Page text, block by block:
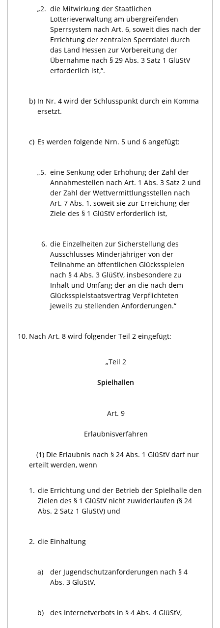
„2. die Mitwirkung der Staatlichen
Lotterieverwaltung am übergreifenden
Sperrsystem nach Art. 6, soweit dies nach der
Errichtung der zentralen Sperrdatei durch
das Land Hessen zur Vorbereitung der
Übernahme nach § 29 Abs. 3 Satz 1 GlüStV
erforderlich ist,“.
b) In Nr. 4 wird der Schlusspunkt durch ein Komma
ersetzt.
c) Es werden folgende Nrn. 5 und 6 angefügt:
„5. eine Senkung oder Erhöhung der Zahl der
Annahmestellen nach Art. 1 Abs. 3 Satz 2 und
der Zahl der Wettvermittlungsstellen nach
Art. 7 Abs. 1, soweit sie zur Erreichung der
Ziele des § 1 GlüStV erforderlich ist,
6. die Einzelheiten zur Sicherstellung des
Ausschlusses Minderjähriger von der
Teilnahme an öffentlichen Glücksspielen
nach § 4 Abs. 3 GlüStV, insbesondere zu
Inhalt und Umfang der an die nach dem
Glücksspielstaatsvertrag Verpflichteten
jeweils zu stellenden Anforderungen.“
10. Nach Art. 8 wird folgender Teil 2 eingefügt:
„Teil 2
Spielhallen
Art. 9
Erlaubnisverfahren
(1) Die Erlaubnis nach § 24 Abs. 1 GlüStV darf nur
erteilt werden, wenn
1. die Errichtung und der Betrieb der Spielhalle den
Zielen des § 1 GlüStV nicht zuwiderlaufen (§ 24
Abs. 2 Satz 1 GlüStV) und
2. die Einhaltung
a)
der Jugendschutzanforderungen nach § 4
Abs. 3 GlüStV,
b) des Internetverbots in § 4 Abs. 4 GlüStV,